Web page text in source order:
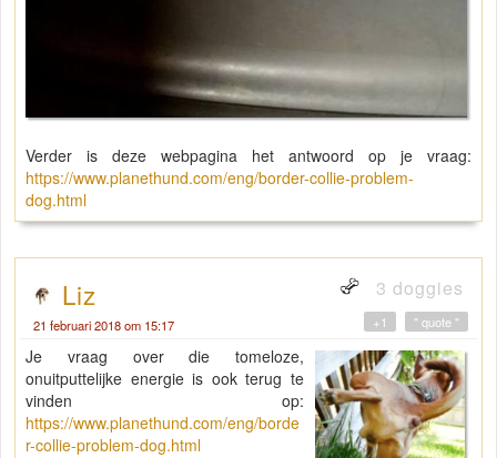
Verder is deze webpagina het antwoord op je vraag:
https://www.planethund.com/eng/border-collie-problem-
dog.html
Liz 3 doggies
21 februari 2018 om 15:17 " quote "
+1
Je vraag over die tomeloze,
onuitputtelijke energie is ook terug te
vinden op:
https://www.planethund.com/eng/borde
r-collie-problem-dog.html